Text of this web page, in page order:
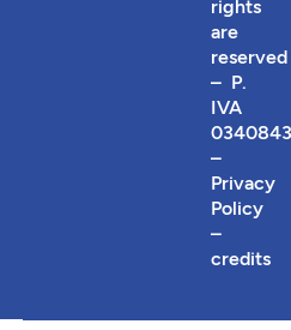
rights
are
reserved
– P.
IVA
–
Privacy
Policy
–
credits